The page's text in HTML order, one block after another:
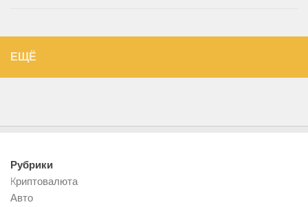
ЕЩЁ
Рубрики
Kриптовалюта
Авто